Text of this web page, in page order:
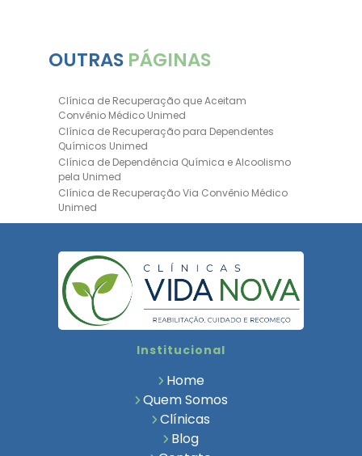
OUTRAS PÁGINAS
Clínica de Recuperação que Aceitam
Convênio Médico Unimed
Clínica de Recuperação para Dependentes
Químicos Unimed
Clínica de Dependência Química e Alcoolismo
pela Unimed
Clínica de Recuperação Via Convênio Médico
Unimed
Clínica de Recuperação Convênio Bradesco
Bradesco Saúde
Hospital Psiquiátrico para Dependentes
Químicos Unimed
Internação Unimed para Dependentes
Químicos
Bradesco Saúde
Clinica de Recuperação de Dependentes
Tratamento para Dependência Química e
Institucional
Home
Quem Somos
Clínicas
Blog